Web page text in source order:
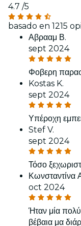
4.7 /5
basado en 1215
Αβρααμ Β.
sept 2024
Φοβερη
Kostas K.
sept 2024
Υπέροχη
Stef V.
sept 2024
Τόσο
Κωνσταντίνα
oct 2024
Ήταν μία
βέβαια μα